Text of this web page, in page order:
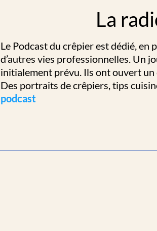
La
Le Podcast du crêpier est dédié, en
d’autres vies professionnelles. Un
initialement prévu. Ils ont ouvert un
Des portraits de crêpiers, tips
podcast